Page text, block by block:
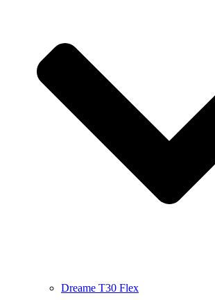
Dreame T30 Flex